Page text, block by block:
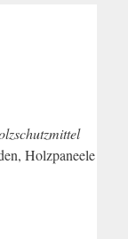
Holzpaneele